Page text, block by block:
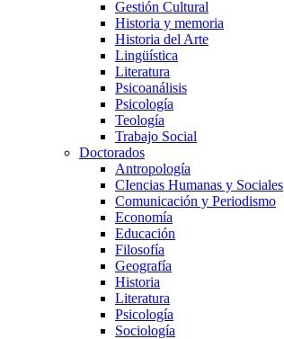
Gestión Cultural
Historia y memoria
Historia del Arte
Lingüística
Literatura
Psicoanálisis
Psicología
Teología
Trabajo Social
Doctorados
Antropología
CIencias Humanas y Sociales
Comunicación y Periodismo
Economía
Educación
Filosofía
Geografía
Historia
Literatura
Psicología
Sociología